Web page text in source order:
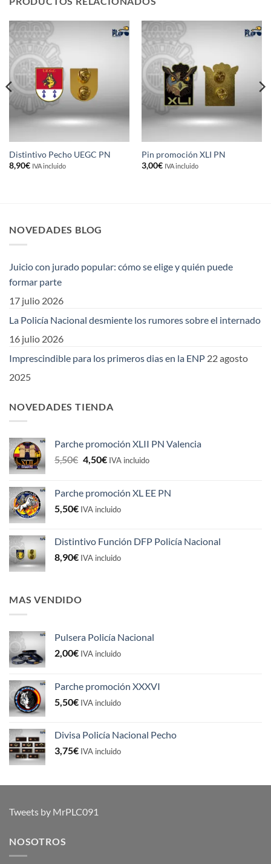
Distintivo Pecho UEGC PN
8,90€ IVA incluido
Pin promoción XLI PN
3,00€ IVA incluido
NOVEDADES BLOG
Juicio con jurado popular: cómo se elige y quién puede
formar parte
17 julio 2026
La Policía Nacional desmiente los rumores sobre el internado
16 julio 2026
Imprescindible para los primeros dias en la ENP 22 agosto
2025
NOVEDADES TIENDA
Parche promoción XLII PN Valencia
5,50€ El
era:
5,50€.
4,50€El
es:
4,50€.
IVA incluido
Parche promoción XL EE PN
5,50€ IVA incluido
Distintivo Función DFP Policía Nacional
8,90€ IVA incluido
MAS VENDIDO
Pulsera Policía Nacional
2,00€ IVA incluido
Parche promoción XXXVI
5,50€ IVA incluido
Divisa Policía Nacional Pecho
3,75€ IVA incluido
Tweets by MrPLC091
NOSOTROS